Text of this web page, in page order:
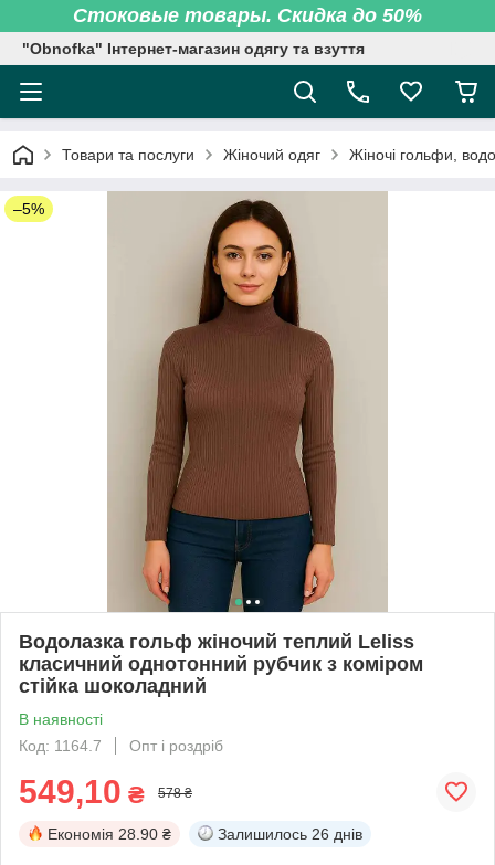
Стоковые товары. Скидка до 50%
"Obnofka" Інтернет-магазин одягу та взуття
Товари та послуги Жіночий одяг Жіночі гольфи,
–5%
Водолазка гольф жіночий теплий Leliss
класичний однотонний рубчик з коміром
стійка шоколадний
В наявності
Код: 1164.7
Опт і роздріб
549,10 ₴ 578 ₴
Економія 28.90 ₴ Залишилось 26 днів